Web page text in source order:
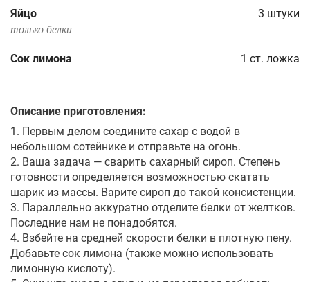
Яйцо 3 штуки
только белки
Сок лимона 1 ст. ложка
Описание приготовления:
1. Первым делом соедините сахар с водой в
небольшом сотейнике и отправьте на огонь.
2. Ваша задача — сварить сахарный сироп. Степень
готовности определяется возможностью скатать
шарик из массы. Варите сироп до такой консистенции.
3. Параллельно аккуратно отделите белки от желтков.
Последние нам не понадобятся.
4. Взбейте на средней скорости белки в плотную пену.
Добавьте сок лимона (также можно использовать
лимонную кислоту).